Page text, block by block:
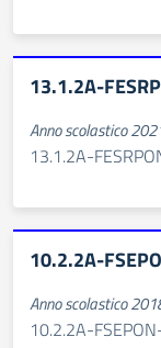
13.1.2A-
Anno scolastico
13.1.2A-
10.2.2A-
Anno scolastico
10.2.2A-